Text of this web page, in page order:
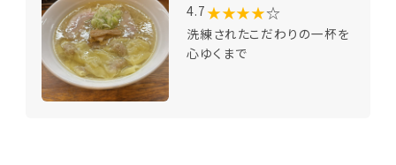
4.7 ★★★★☆
洗練されたこだわりの一杯を
心ゆくまで